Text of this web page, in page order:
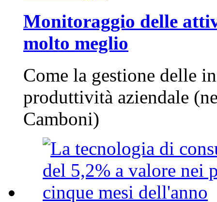
Monitoraggio delle
molto meglio
Come la gestione delle
produttività aziendale
Camboni)